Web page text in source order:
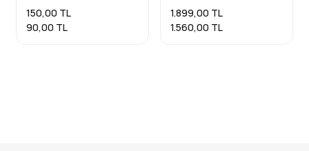
150,00 TL
90,00 TL
1.899,00 TL
1.560,00 TL